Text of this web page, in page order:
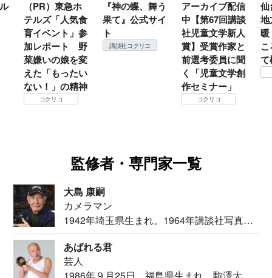
『神の蝶、舞う
果て』公式サイ
ト
講談社コクリコ
アーカイブ配信
中【第67回講談
社児童文学新人
賞】受賞作家と
仙台の冬は東北
地方では温
暖？ 本当のと
ころは仙台に来
て検証すべし！
コクリコ
『
（
こ
月
監修者・専門家一覧
大島 康嗣
カメラマン
1942年埼玉県生まれ。1964年講談社写真部
あばれる君
芸人
1986年９月25日、福島県生まれ。駒澤大学